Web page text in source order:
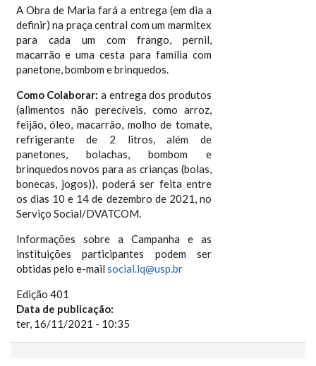
A Obra de Maria fará a entrega (em dia a
definir) na praça central com um marmitex
para cada um com frango, pernil,
macarrão e uma cesta para família com
panetone, bombom e brinquedos.
Como Colaborar: a entrega dos produtos
(alimentos não perecíveis, como arroz,
feijão, óleo, macarrão, molho de tomate,
refrigerante de 2 litros, além de
panetones, bolachas, bombom e
brinquedos novos para as crianças (bolas,
bonecas, jogos)), poderá ser feita entre
os dias 10 e 14 de dezembro de 2021, no
Serviço Social/DVATCOM.
Informações sobre a Campanha e as
instituições participantes podem ser
obtidas pelo e-mail social.lq@usp.br
Edição 401
Data de publicação:
ter, 16/11/2021 - 10:35